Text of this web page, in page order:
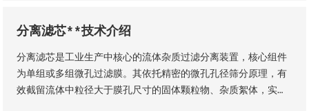
况，依托**技术维度精准选型，具体选型标准与实施方法如下
分离滤芯**技术介绍
分离滤芯是工业生产中核心的流体杂质过滤分离装置，核心组件
为单组或多组微孔过滤膜。其依托精密的微孔孔径筛分原理，有
效截留流体中粒径大于膜孔尺寸的固体颗粒物、杂质絮体，实现